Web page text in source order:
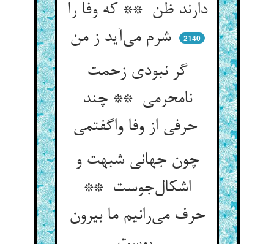
دارند ظن ** که وفا را
شرم می‌آید ز من
2140
گر نبودی زحمت
نامحرمی ** چند
حرفی از وفا واگفتمی
چون جهانی شبهت و
اشکال‌جوست **
حرف می‌رانیم ما بیرون